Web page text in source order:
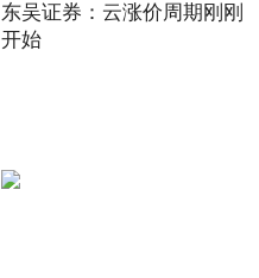
东吴证券：云涨价周期刚刚
开始